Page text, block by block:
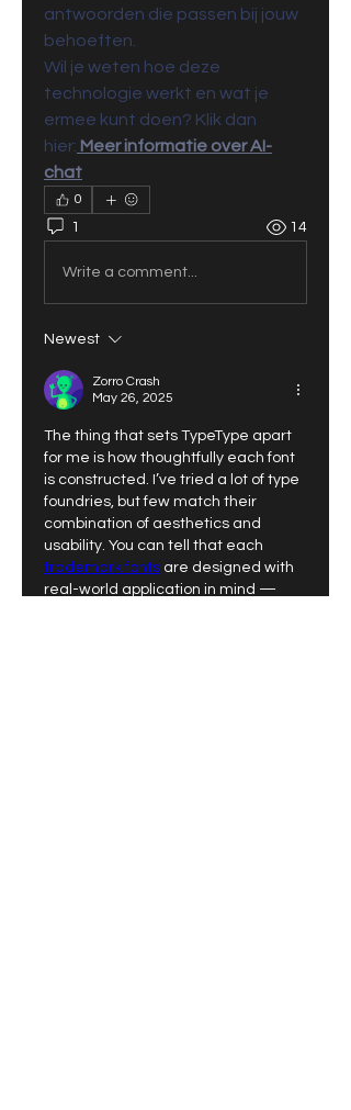
antwoorden die passen bij jouw
behoeften.
Wil je weten hoe deze
technologie werkt en wat je
ermee kunt doen? Klik dan
hier: Meer informatie over AI-
chat
0
1 14
Write a comment...
Newest
Zorro Crash
May 26, 2025
The thing that sets TypeType apart
for me is how thoughtfully each font
is constructed. I’ve tried a lot of type
foundries, but few match their
combination of aesthetics and
trademark fonts are designed with
real-world application in mind —